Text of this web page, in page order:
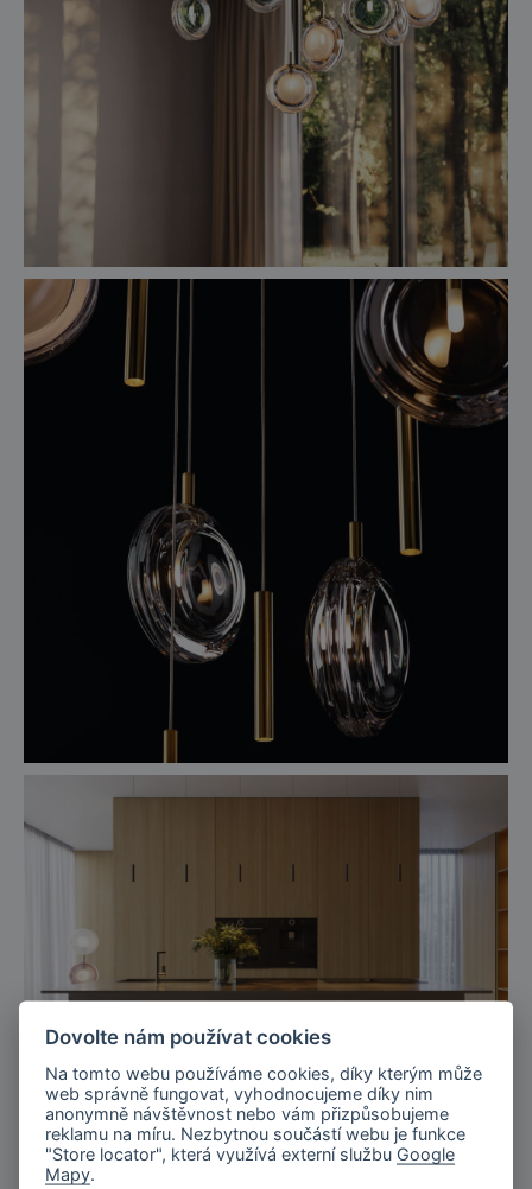
Dovolte nám používat cookies
Na tomto webu používáme cookies, díky kterým může
web správně fungovat, vyhodnocujeme díky nim
anonymně návštěvnost nebo vám přizpůsobujeme
reklamu na míru. Nezbytnou součástí webu je funkce
"Store locator", která využívá externí službu Google
Mapy